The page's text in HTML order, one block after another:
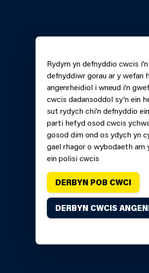
Rydym yn defnyddio cwcis
defnyddiwr gorau ar y wefan
angenrheidiol i wneud i'n
cwcis dadansoddol sy'n ein
sut rydych chi'n defnyddio
parti hefyd osod cwcis
gosod dim ond os ydych yn
gael rhagor o wybodaeth am
ein polisi cwcis
DERBYN POB CWCI
DERBYN CWCIS
Hawlfraint Gwasanaeth Tân